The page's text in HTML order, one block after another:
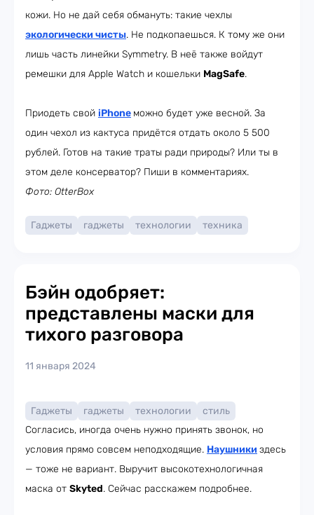
кожи. Но не дай себя обмануть: такие чехлы
экологически чисты. Не подкопаешься. К тому же они
лишь часть линейки Symmetry. В неё также войдут
ремешки для Apple Watch и кошельки MagSafe.
Приодеть свой iPhone можно будет уже весной. За
один чехол из кактуса придётся отдать около 5 500
рублей. Готов на такие траты ради природы? Или ты в
этом деле консерватор? Пиши в комментариях.
Фото: OtterBox
Гаджеты гаджеты технологии техника
Бэйн одобряет:
представлены маски для
тихого разговора
11 января 2024
Гаджеты гаджеты технологии
стиль
Согласись, иногда очень нужно принять звонок, но
условия прямо совсем неподходящие. Наушники здесь
— тоже не вариант. Выручит высокотехнологичная
маска от Skyted. Сейчас расскажем подробнее.